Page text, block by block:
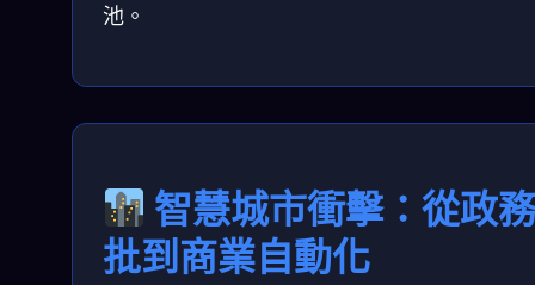
池。
智慧城市衝擊：從政
批到商業自動化